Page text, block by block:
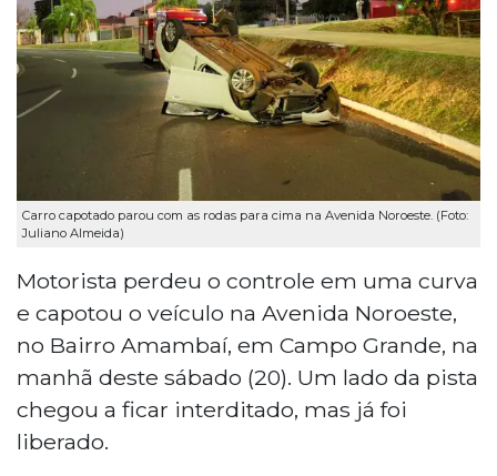
Carro capotado parou com as rodas para cima na Avenida Noroeste. (Foto:
Juliano Almeida)
Motorista perdeu o controle em uma curva
e capotou o veículo na Avenida Noroeste,
no Bairro Amambaí, em Campo Grande, na
manhã deste sábado (20). Um lado da pista
chegou a ficar interditado, mas já foi
liberado.